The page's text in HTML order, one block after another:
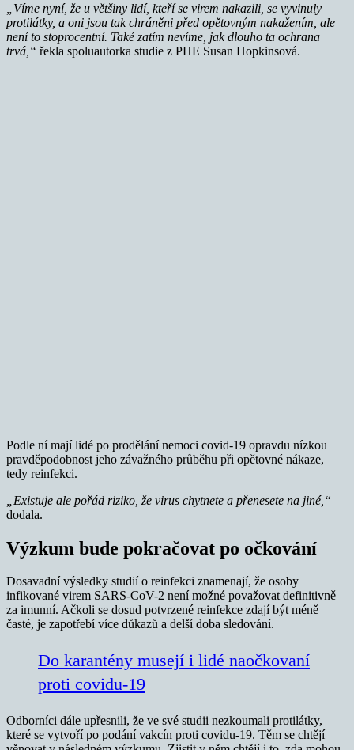
„Víme nyní, že u většiny lidí, kteří se virem nakazili, se vyvinuly
protilátky, a oni jsou tak chráněni před opětovným nakažením, ale
není to stoprocentní. Také zatím nevíme, jak dlouho ta ochrana
trvá,“ řekla spoluautorka studie z PHE Susan Hopkinsová.
Podle ní mají lidé po prodělání nemoci covid-19 opravdu nízkou
pravděpodobnost jeho závažného průběhu při opětovné nákaze,
tedy reinfekci.
„Existuje ale pořád riziko, že virus chytnete a přenesete na jiné,“
dodala.
Výzkum bude pokračovat po očkování
Dosavadní výsledky studií o reinfekci znamenají, že osoby
infikované virem SARS-CoV-2 není možné považovat definitivně
za imunní. Ačkoli se dosud potvrzené reinfekce zdají být méně
časté, je zapotřebí více důkazů a delší doba sledování.
Do karantény musejí i lidé naočkovaní
proti covidu-19
Odborníci dále upřesnili, že ve své studii nezkoumali protilátky,
které se vytvoří po podání vakcín proti covidu-19. Těm se chtějí